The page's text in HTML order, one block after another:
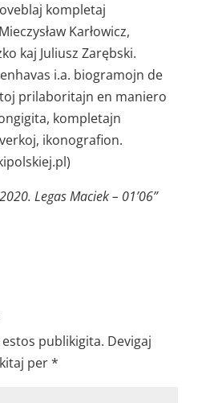
kompletaj
Karłowicz,
kaj Juliusz Zarębski.
i.a. biogramojn de
prilaboritajn en maniero
kompletajn
ikonografion.
Legas Maciek – 01’06”
publikigita. Devigaj
per*